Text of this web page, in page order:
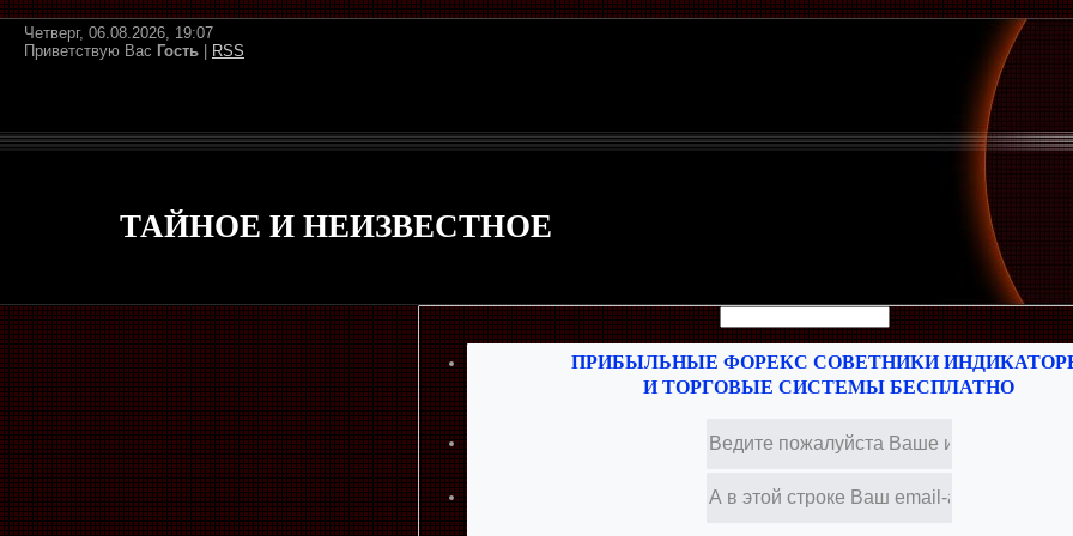
Четверг, 06.08.2026, 19:07
Приветствую Вас Гость RSS
ТАЙНОЕ И НЕИЗВЕСТНОЕ
ПРИБЫЛЬНЫЕ ФОРЕКС СОВЕТНИКИ
И ТОРГОВЫЕ СИСТЕМЫ БЕСПЛАТНО